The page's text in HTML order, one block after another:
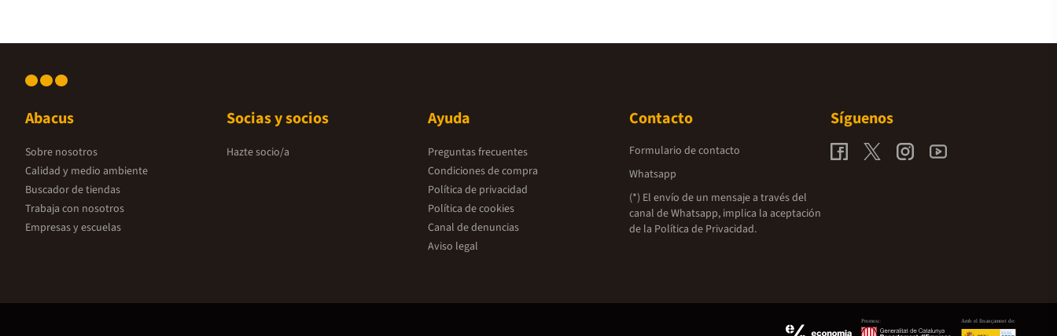
Abacus
Sobre nosotros
Calidad y medio ambiente
Buscador de tiendas
Trabaja con nosotros
Empresas y escuelas
Socias y socios
Hazte socio/a
Ayuda
Preguntas frecuentes
Condiciones de compra
Política de privacidad
Política de cookies
Canal de denuncias
Aviso legal
Contacto
Formulario de contacto
Whatsapp
(*) El envío de un mensaje a través del
canal de Whatsapp, implica la aceptación
de la Política de Privacidad.
Síguenos
Promou: Amb el finançament de: